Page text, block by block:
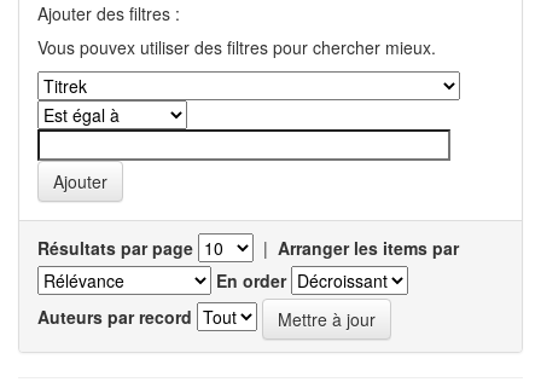
Ajouter des filtres :
Vous pouvex utiliser des filtres pour chercher mieux.
Résultats par page | Arranger les items par
En order
Auteurs par record